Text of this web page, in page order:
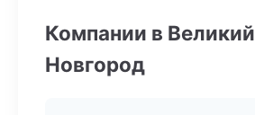
Компании в Великий
Новгород